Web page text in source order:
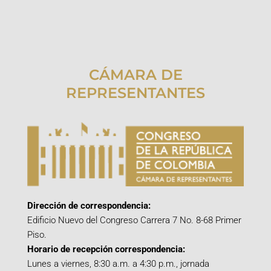
CÁMARA DE
REPRESENTANTES
Dirección de correspondencia:
Edificio Nuevo del Congreso Carrera 7 No. 8-68 Primer
Piso.
Horario de recepción correspondencia:
Lunes a viernes, 8:30 a.m. a 4:30 p.m., jornada